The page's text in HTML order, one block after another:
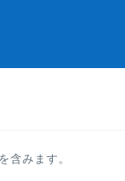
含みます。